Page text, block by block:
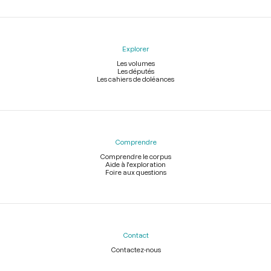
Explorer
Les volumes
Les députés
Les cahiers de doléances
Comprendre
Comprendre le corpus
Aide à l'exploration
Foire aux questions
Contact
Contactez-nous